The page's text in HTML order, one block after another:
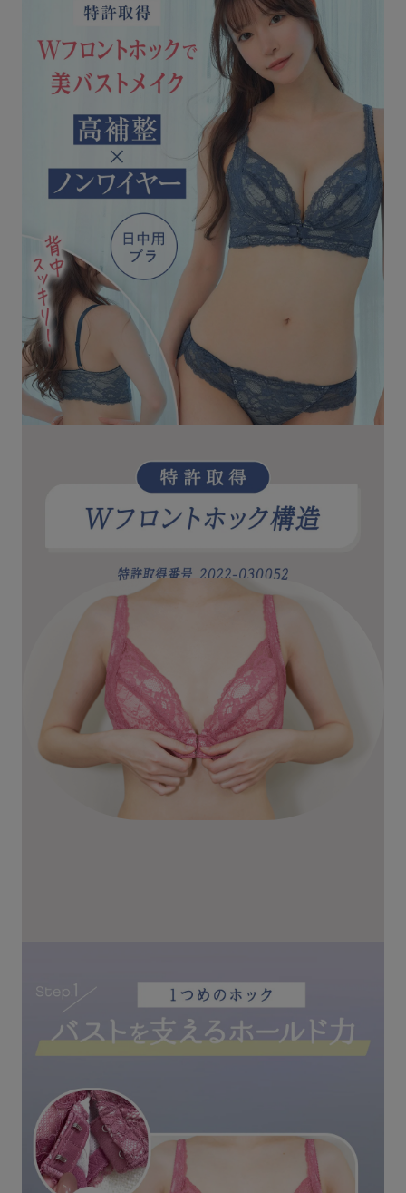
INFORMATION
お知らせ
Angellir blog
insta
gra
m
er
LIN